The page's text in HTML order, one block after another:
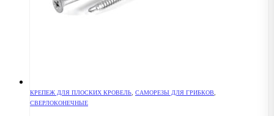
КРЕПЕЖ ДЛЯ ПЛОСКИХ КРОВЕЛЬ САМОРЕЗЫ ДЛЯ ГРИБКОВ
СВЕРЛОКОНЕЧНЫЕ